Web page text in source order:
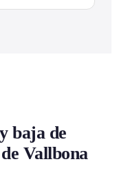
baja de
Vallbona